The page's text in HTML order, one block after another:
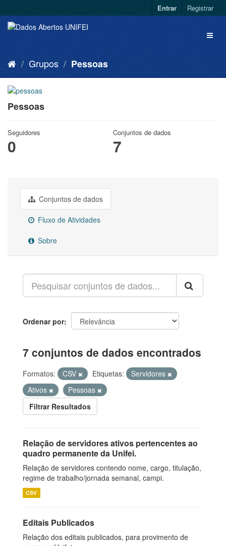
Entrar Registrar
Grupos Pessoas
Pessoas
Seguidores
0
Conjuntos de dados
7
Conjuntos de dados
Fluxo de Atividades
Sobre
Ordenar por
7 conjuntos de dados encontrados
Formatos: CSV Etiquetas:
Servidores
Ativos
Pessoas
Filtrar Resultados
Relação de servidores ativos pertencentes ao
quadro permanente da Unifei.
Relação de servidores contendo nome, cargo, titulação,
regime de trabalho/jornada semanal, campi.
CSV
Editais Publicados
Relação dos editais publicados, para provimento de